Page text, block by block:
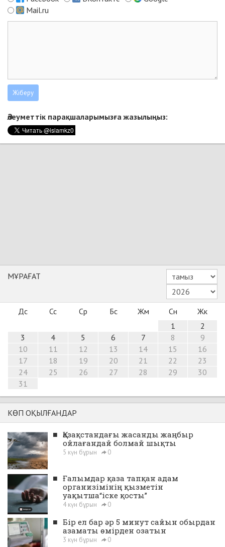
Mail.ru
Әлеуметтік парақшаларымызға жазылыңыз:
МҰРАҒАТ
Дс Сс Ср Бс Жм Сн
Жк
1
2
3
4 5 6 7 8
9
10
11 12 13 14 15
16
17
18 19 20 21 22
23
24
25 26 27 28 29
30
31
КӨП ОҚЫЛҒАНДАР
■ Қазақстандағы жасанды жаңбыр
ойлағандай болмай шықты
5 күн бұрын 0
■ Ғалымдар қаза тапқан адам
организімінің қызметін
уақытша“іске қосты”
4 күн бұрын 0
■ Бір ел бар әр 5 минут сайын обырдан
азаматы өмірден озатын
3 күн бұрын 0